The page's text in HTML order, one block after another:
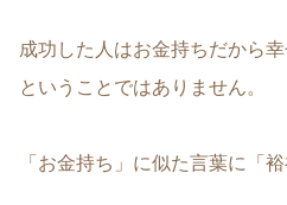
成功した人はお金持ちだから
ということではありません。
「お金持ち」に似た言葉に「